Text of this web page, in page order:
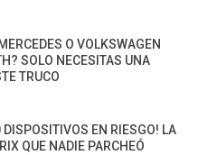
O VOLKSWAGEN
SOLO NECESITAS UNA
TRUCO
DISPOSITIVOS EN RIESGO! LA
QUE NADIE PARCHEÓ